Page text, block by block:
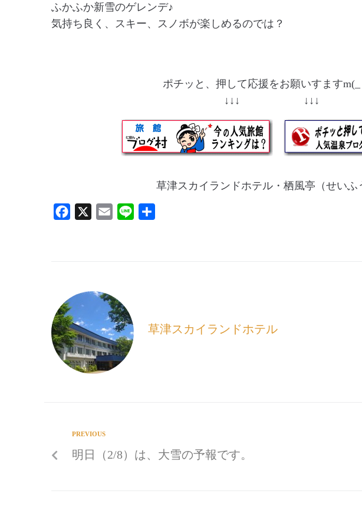
ふかふか新雪のゲレンデ♪
気持ち良く、スキー、スノボが楽しめるのでは？
ポチッと、押して応援をお願いすます
↓↓↓ ↓↓↓
草津スカイランドホテル・栖風亭（せいふ
o
o
k
草津スカイランドホテル
PREVIOUS
明日（2/8）は、大雪の予報です。